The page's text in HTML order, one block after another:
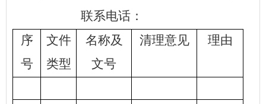
联系电话：
序
号
文件
类型
名称及
文号
清理意见 理由